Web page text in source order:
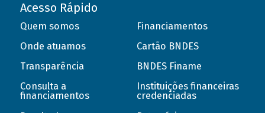
Acesso Rápido
Quem somos
Onde atuamos
Transparência
Consulta a
financiamentos
Financiamentos
Cartão BNDES
BNDES Finame
Instituições financeiras
credenciadas